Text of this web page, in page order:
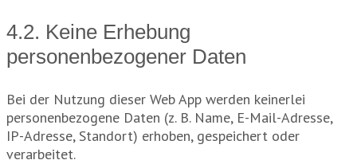
4.2. Keine Erhebung
personenbezogener Daten
Bei der Nutzung dieser Web App werden keinerlei
personenbezogene Daten (z. B. Name, E-Mail-Adresse,
IP-Adresse, Standort) erhoben, gespeichert oder
verarbeitet.